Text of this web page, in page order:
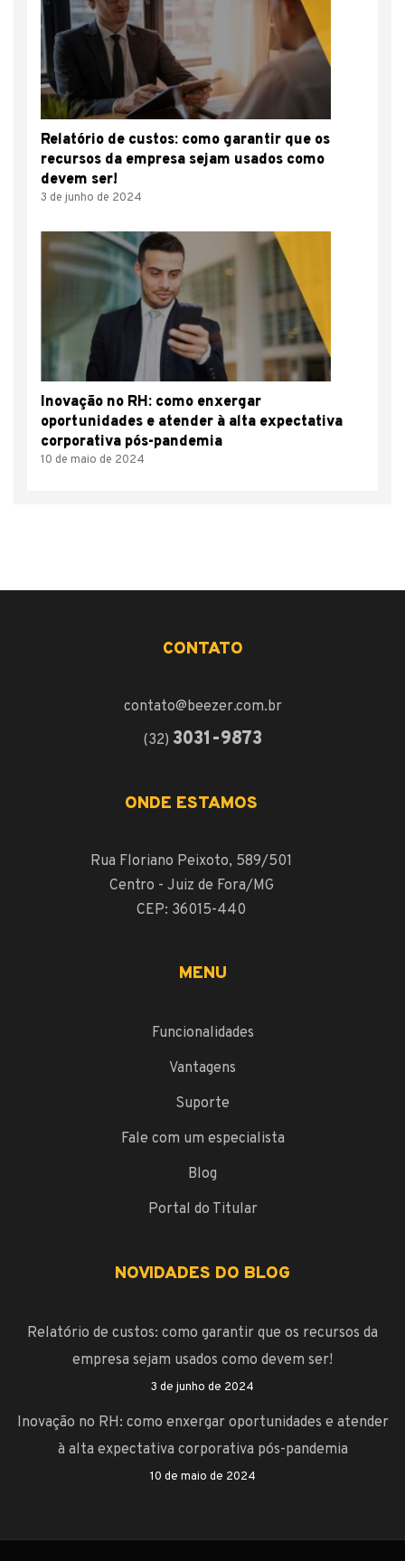
Relatório de custos: como garantir que os
recursos da empresa sejam usados como
devem ser!
3 de junho de 2024
Inovação no RH: como enxergar
oportunidades e atender à alta expectativa
corporativa pós-pandemia
10 de maio de 2024
CONTATO
contato@beezer.com.br
(32) 3031-9873
ONDE ESTAMOS
Rua Floriano Peixoto, 589/501
Centro - Juiz de Fora/MG
CEP: 36015-440
MENU
Funcionalidades
Vantagens
Suporte
Fale com um especialista
Blog
Portal do Titular
NOVIDADES DO BLOG
Relatório de custos: como garantir que os recursos da
empresa sejam usados como devem ser!
3 de junho de 2024
Inovação no RH: como enxergar oportunidades e atender
à alta expectativa corporativa pós-pandemia
10 de maio de 2024